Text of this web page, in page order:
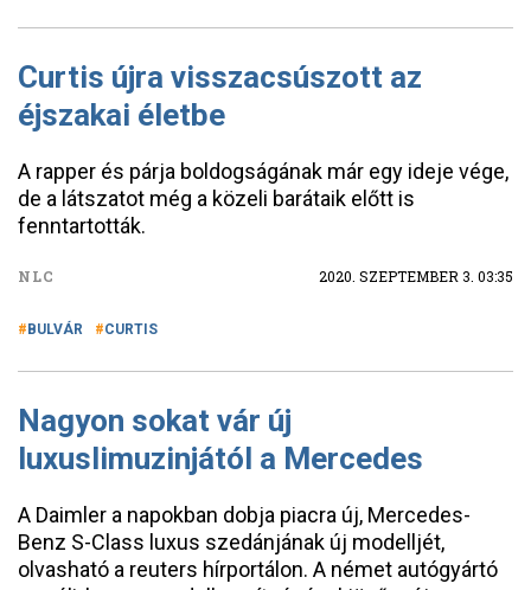
Curtis újra visszacsúszott az
éjszakai életbe
A rapper és párja boldogságának már egy ideje vége,
de a látszatot még a közeli barátaik előtt is
fenntartották.
NLC 2020. SZEPTEMBER 3. 03:35
BULVÁR CURTIS
Nagyon sokat vár új
luxuslimuzinjától a Mercedes
A Daimler a napokban dobja piacra új, Mercedes-
Benz S-Class luxus szedánjának új modelljét,
olvasható a reuters hírportálon. A német autógyártó